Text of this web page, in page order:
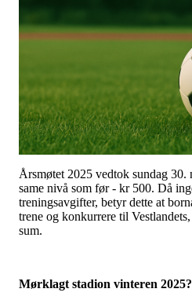
Årsmøtet 2025 vedtok sundag 30.
same nivå som før - kr 500. Då
treningsavgifter, betyr dette at
trene og konkurrere til
sum.
Mørklagt stadion vinteren